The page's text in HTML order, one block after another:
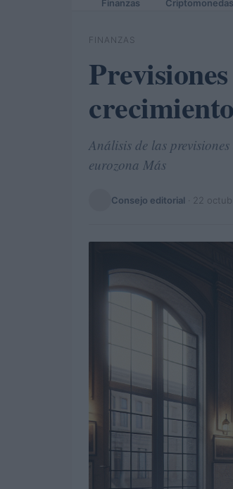
Finanzas Criptomonedas
FINANZAS
Análisis de las
eurozona Más
Consejo editorial 22